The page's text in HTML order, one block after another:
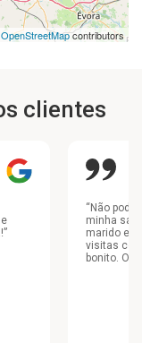
OpenStreetMapcontributors
clientes
“Não
minha
marido e
visitas
bonito.